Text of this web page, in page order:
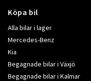
Köpa bil
Alla bilar i lager
Mercedes-Benz
Kia
Begagnade bilar i Växjö
Begagnade bilar i Kalmar